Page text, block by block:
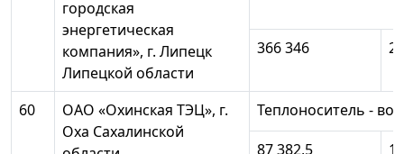
городская
энергетическая
компания», г. Липецк
Липецкой области
366 346
60
ОАО «Охинская ТЭЦ», г.
Оха Сахалинской
Теплоноситель -
87 382,5